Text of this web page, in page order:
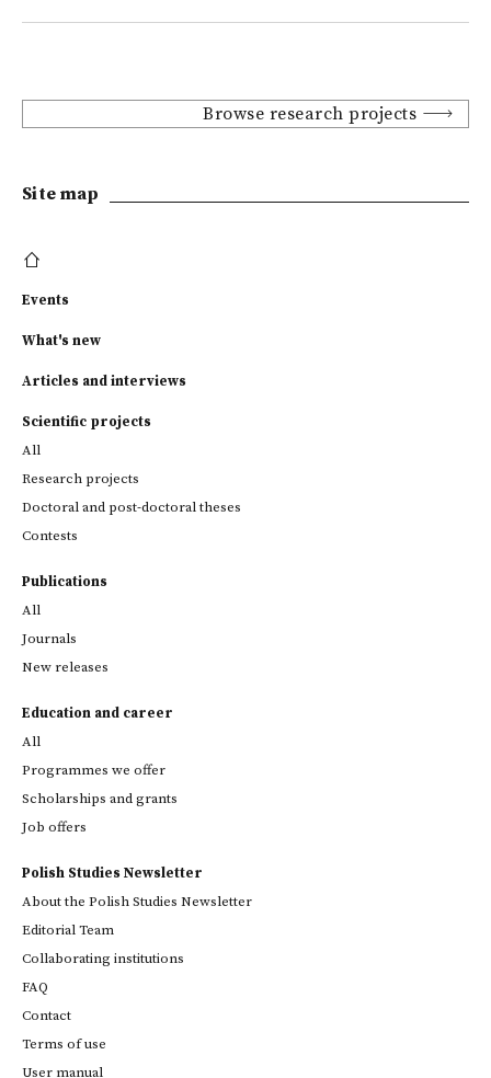
Browse research projects
Site map
Events
What's new
Articles and interviews
Scientific projects
All
Research projects
Doctoral and post-doctoral theses
Contests
Publications
All
Journals
New releases
Education and career
All
Programmes we offer
Scholarships and grants
Job offers
Polish Studies Newsletter
About the Polish Studies Newsletter
Editorial Team
Collaborating institutions
FAQ
Contact
Terms of use
User manual